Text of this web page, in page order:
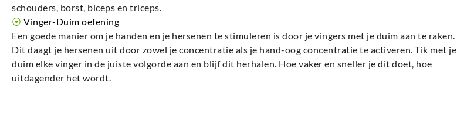
schouders, borst, biceps en triceps.
⦿ Vinger-Duim oefening
Een goede manier om je handen en je hersenen te stimuleren is door je vingers met je duim aan te raken.
Dit daagt je hersenen uit door zowel je concentratie als je hand-oog concentratie te activeren. Tik met je
duim elke vinger in de juiste volgorde aan en blijf dit herhalen. Hoe vaker en sneller je dit doet, hoe
uitdagender het wordt.